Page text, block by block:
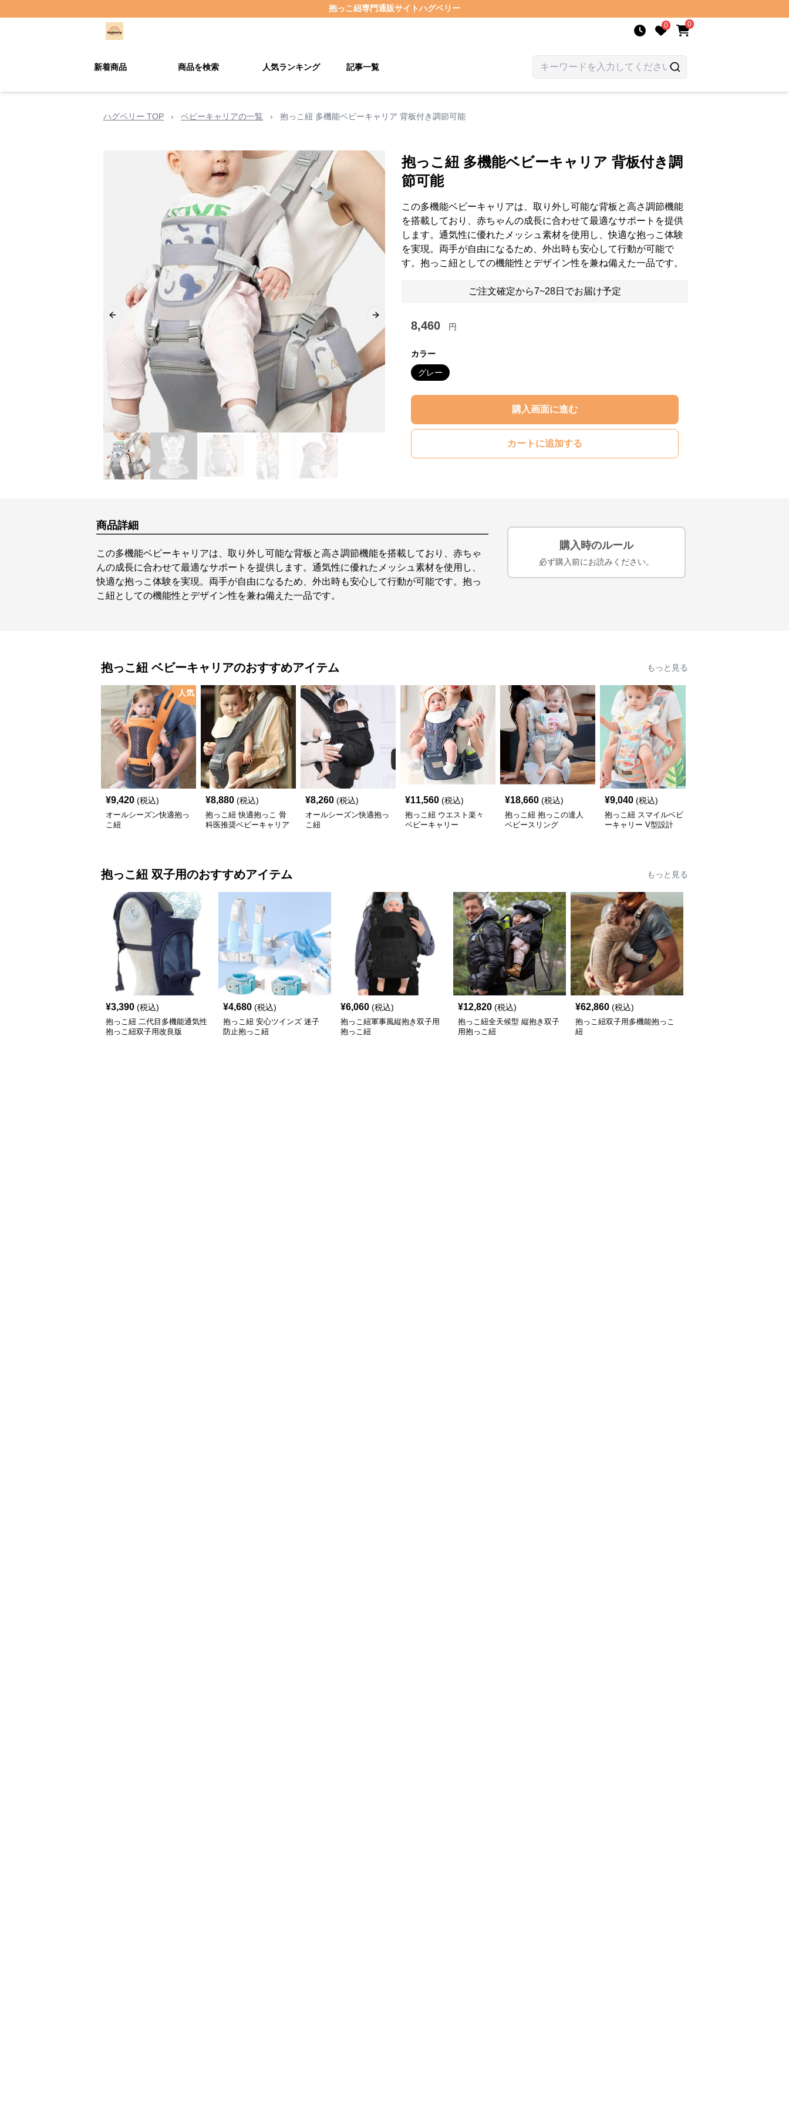
抱っこ紐専門通販サイトハグベリー
0 0
新着商品 商品を検索 人気ランキング 記事一覧
ハグベリー TOP › ベビーキャリアの一覧 › 抱っこ紐 多機能ベビーキャリア 背板付き調節可能
Previous slide Next slide
抱っこ紐 多機能ベビーキャリア 背板付き調
節可能
この多機能ベビーキャリアは、取り外し可能な背板と高さ調節機能
を搭載しており、赤ちゃんの成長に合わせて最適なサポートを提供
します。通気性に優れたメッシュ素材を使用し、快適な抱っこ体験
を実現。両手が自由になるため、外出時も安心して行動が可能で
す。抱っこ紐としての機能性とデザイン性を兼ね備えた一品です。
ご注文確定から7~28日でお届け予定
8,460 円
カラー
グレー
購入画面に進む
カートに追加する
商品詳細
この多機能ベビーキャリアは、取り外し可能な背板と高さ調節機能を搭載しており、赤ちゃ
んの成長に合わせて最適なサポートを提供します。通気性に優れたメッシュ素材を使用し、
快適な抱っこ体験を実現。両手が自由になるため、外出時も安心して行動が可能です。抱っ
こ紐としての機能性とデザイン性を兼ね備えた一品です。
購入時のルール
必ず購入前にお読みください。
抱っこ紐 ベビーキャリアのおすすめアイテム もっと見る
人気
¥9,420 (税込)
オールシーズン快適抱っ
こ紐
¥8,880 (税込)
抱っこ紐 快適抱っこ 骨
科医推奨ベビーキャリア
¥8,260 (税込)
オールシーズン快適抱っ
こ紐
¥11,560 (税込)
抱っこ紐 ウエスト楽々
ベビーキャリー
¥18,660 (税込)
抱っこ紐 抱っこの達人
ベビースリング
¥9,040 (税込)
抱っこ紐 スマイルベビ
ーキャリー V型設計
抱っこ紐 双子用のおすすめアイテム もっと見る
¥3,390 (税込)
抱っこ紐 二代目多機能通気性
抱っこ紐双子用改良版
¥4,680 (税込)
抱っこ紐 安心ツインズ 迷子
防止抱っこ紐
¥6,060 (税込)
抱っこ紐軍事風縦抱き双子用
抱っこ紐
¥12,820 (税込)
抱っこ紐全天候型 縦抱き双子
用抱っこ紐
¥62,860 (税込)
抱っこ紐双子用多機能抱っこ
紐